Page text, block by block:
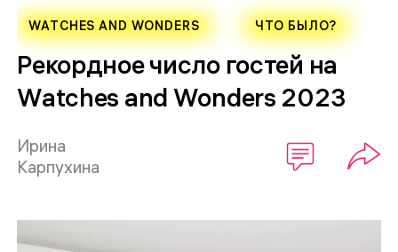
WATCHES AND WONDERS ЧТО БЫЛО?
Рекордное число гостей на
Watches and Wonders 2023
Ирина
Карпухина